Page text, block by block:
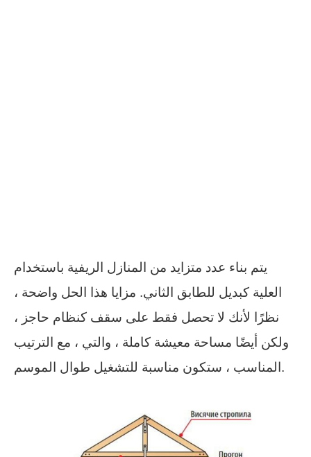
يتم بناء عدد متزايد من المنازل الريفية باستخدام
العلية كبديل للطابق الثاني. مزايا هذا الحل واضحة ،
نظرًا لأنك لا تحصل فقط على سقف كنظام حاجز ،
ولكن أيضًا مساحة معيشة كاملة ، والتي ، مع الترتيب
المناسب ، ستكون مناسبة للتشغيل طوال الموسم.